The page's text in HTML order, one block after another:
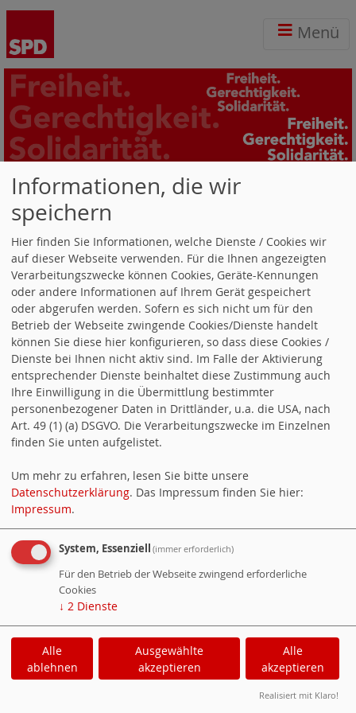
Menü
Kultur/ Vereine
In einer lebenswerten Kommune darf die
dürfen Kirchen, Schulen und Vereine keine Nebensache
sein.Vereinesind Schule fürs Leben! Wir müssen sie
fördern, wo es nur geht. Also:
eine mobile Bühne, die jeder Verein einmal im
Jahr kostenlos nutzt
Einmal im Jahr muss auch eine Veranstaltung in
den städtischen Hallen frei sein.
Suchen
SPENDEN
Spende an den Ortsverein Sulz-Dornhan
Counter
Besucher:114596
97
Online:
1
WebsoziCMS
Cookie-Manager
Impressum
Informationen, die wir
speichern
Hier finden Sie Informationen, welche Dienste / Cookies wir
auf dieser Webseite verwenden. Für die Ihnen angezeigten
Verarbeitungszwecke können Cookies, Geräte-Kennungen
oder andere Informationen auf Ihrem Gerät gespeichert
oder abgerufen werden. Sofern es sich nicht um für den
Betrieb der Webseite zwingende Cookies/Dienste handelt
können Sie diese hier konfigurieren, so dass diese Cookies /
Dienste bei Ihnen nicht aktiv sind. Im Falle der Aktivierung
entsprechender Dienste beinhaltet diese Zustimmung auch
Ihre Einwilligung in die Übermittlung bestimmter
personenbezogener Daten in Drittländer, u.a. die USA, nach
Art. 49 (1) (a) DSGVO. Die Verarbeitungszwecke im Einzelnen
finden Sie unten aufgelistet.
Um mehr zu erfahren, lesen Sie bitte unsere
Datenschutzerklärung. Das Impressum finden Sie hier:
Impressum.
System, Essenziell (immer erforderlich)
Für den Betrieb der Webseite zwingend erforderliche
Cookies
↓ 2 Dienste
Alle
ablehnen
Ausgewählte
akzeptieren
Alle
akzeptieren
Realisiert mit Klaro!